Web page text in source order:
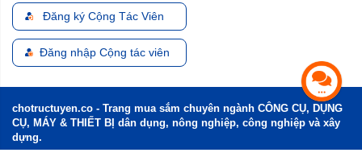
Đăng ký Cộng Tác Viên
Đăng nhập Cộng tác viên
chotructuyen.co - Trang mua sắm chuyên ngành CÔNG CỤ, DỤNG
CỤ, MÁY & THIẾT BỊ dân dụng, nông nghiệp, công nghiệp và xây
dựng.